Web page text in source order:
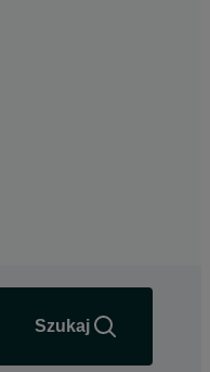
Szukaj